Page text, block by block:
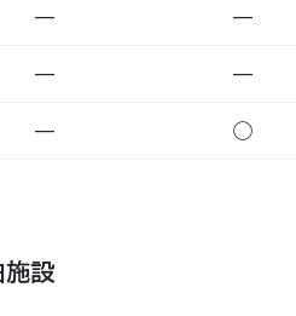
— —
— —
— ◯
施設